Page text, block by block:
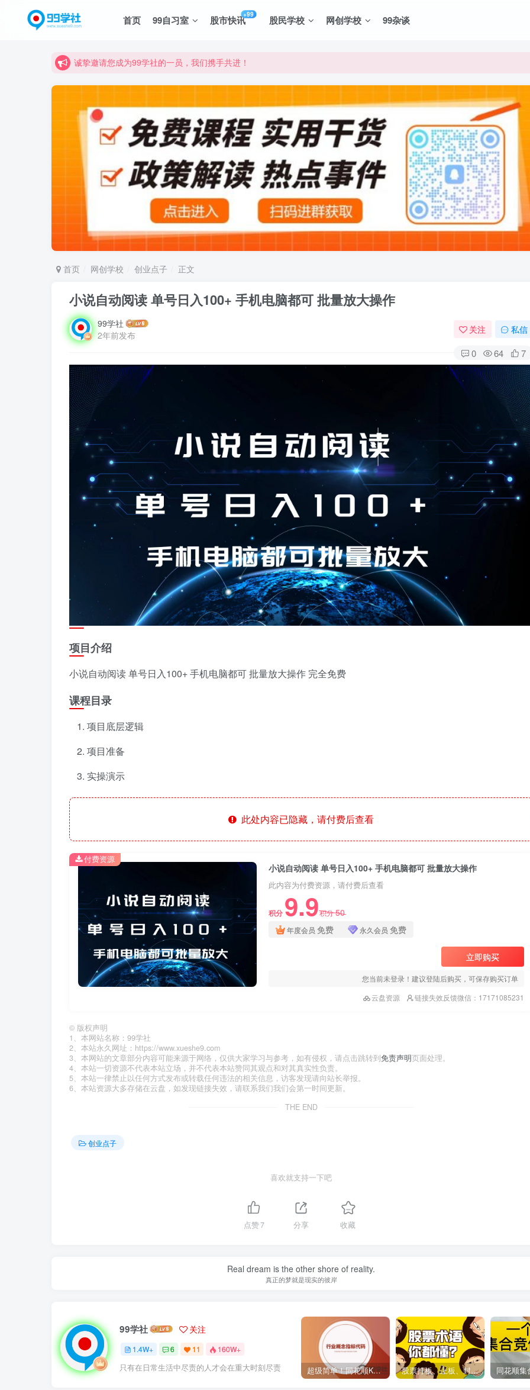
首页 99自习室 股市快讯+99 股民学校 网创学校 99杂谈
学习路上不孤独，99学社与你同行！分享全网优质VIP资源，炒股教程、创业教程、网络营销教程、自媒体短视频教程等，长
学习路上不孤独，99学社与你同行！分享全网优质VIP资源，炒股教程、创业教程、网络营销教程、自媒体短视频教程等，长
首页 网创学校 创业点子 正文
小说自动阅读 单号日入100+ 手机电脑都可 批量放大操作
99学社
2年前发布
关注 私信
0 64 7
项目介绍
小说自动阅读 单号日入100+ 手机电脑都可 批量放大操作 完全免费
课程目录
项目底层逻辑
项目准备
实操演示
此处内容已隐藏，请付费后查看
小说自动阅读 单号日入100+ 手机电脑都可 批量放大操作
此内容为付费资源，请付费后查看
积分 9.9积分50
年度会员 免费 永久会员 免费
立即购买
您当前未登录！建议登陆后购买，可保存购买订单
云盘资源
链接失效反馈微信：17171085231
付费资源
© 版权声明
1、本网站名称：99学社
2、本站永久网址：https://www.xueshe9.com
3、本网站的文章部分内容可能来源于网络，仅供大家学习与参考，如有侵权，请点击跳转到免责声明页面处理。
4、本站一切资源不代表本站立场，并不代表本站赞同其观点和对其真实性负责。
5、本站一律禁止以任何方式发布或转载任何违法的相关信息，访客发现请向站长举报。
6、本站资源大多存储在云盘，如发现链接失效，请联系我们我们会第一时间更新。
THE END
创业点子
喜欢就支持一下吧
点赞7 分享 收藏
Real dream is the other shore of reality.
真正的梦就是现实的彼岸
99学社 关注
1.4W+ 6 11 160W+
只有在日常生活中尽责的人才会在重大时刻尽责 超级简单！同花顺K线界面显示行业概念指标代码图解 股票打板、上板、封板、翘板、炸板是什么意思？炒股你必须懂的暗语！